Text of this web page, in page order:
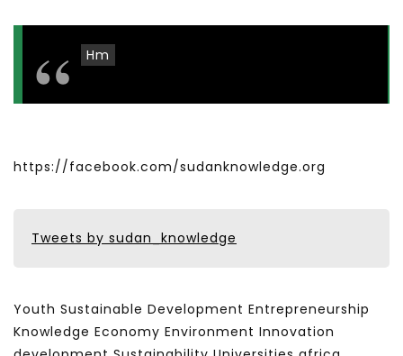
Hm
https://facebook.com/sudanknowledge.org
Tweets by sudan_knowledge
Youth Sustainable Development Entrepreneurship
Knowledge Economy Environment Innovation